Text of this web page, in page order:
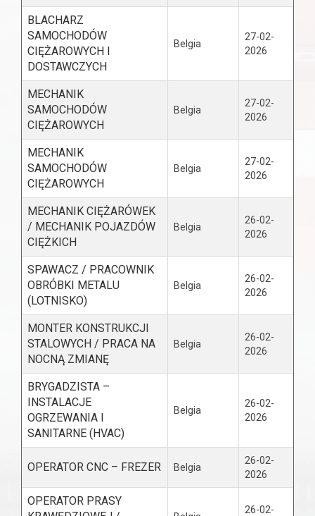
BLACHARZ
SAMOCHODÓW
CIĘŻAROWYCH I
DOSTAWCZYCH
Belgia
27-02-
2026
MECHANIK
SAMOCHODÓW
CIĘŻAROWYCH
Belgia
27-02-
2026
MECHANIK
SAMOCHODÓW
CIĘŻAROWYCH
Belgia
27-02-
2026
MECHANIK CIĘŻARÓWEK
/ MECHANIK POJAZDÓW
CIĘŻKICH
Belgia
26-02-
2026
SPAWACZ / PRACOWNIK
OBRÓBKI METALU
(LOTNISKO)
Belgia
26-02-
2026
MONTER KONSTRUKCJI
STALOWYCH / PRACA NA
NOCNĄ ZMIANĘ
Belgia
26-02-
2026
BRYGADZISTA –
INSTALACJE
OGRZEWANIA I
SANITARNE (HVAC)
Belgia
26-02-
2026
OPERATOR CNC – FREZER Belgia
26-02-
2026
OPERATOR PRASY
26-02-